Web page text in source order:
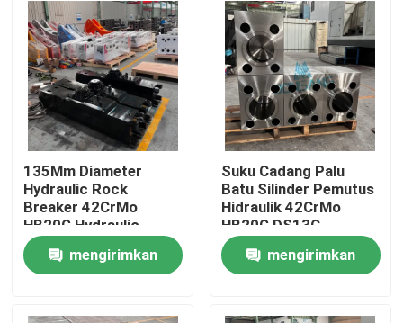
135Mm Diameter
Hydraulic Rock
Breaker 42CrMo
HB20G Hydraulic
Breaker Cylinder Rock
DS13C Hammer
Bagian-bagian suku
mengirimkan
Suku Cadang Palu
Batu Silinder Pemutus
Hidraulik 42CrMo
HB20G DS13C
mengirimkan